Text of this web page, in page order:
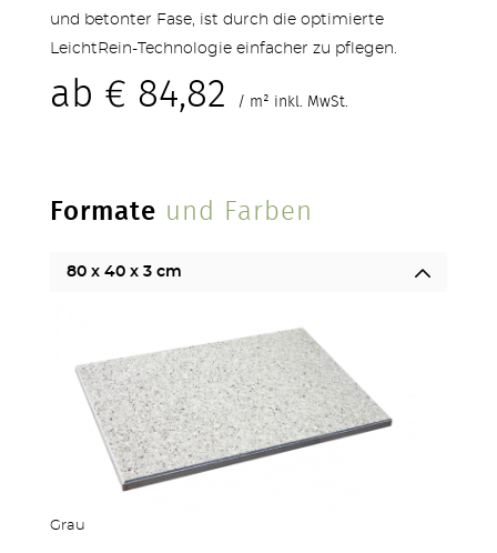
und betonter Fase, ist durch die optimierte
LeichtRein-Technologie einfacher zu pflegen.
ab € 84,82 / m² inkl. MwSt.
Formate und Farben
80 x 40 x 3 cm
Grau